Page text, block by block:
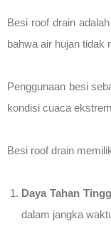
Besi roof drain
bahwa air hujan tidak
Penggunaan besi
kondisi cuaca
Besi roof drain
Daya Tahan
dalam jangka